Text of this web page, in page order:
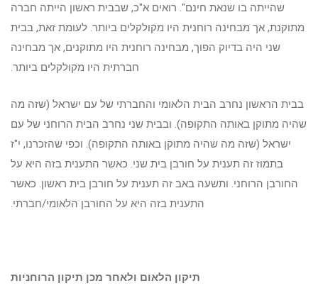
שהייתה בו שנאת חינם". רואים א"כ, שבבית ראשון הייתה חברה
מתוקנת, אך מבחינה רוחנית היו מקולקלים ביותר. לעומת זאת, בבית
שני היה בדיוק הפוך, מבחינה רוחנית היו מתוקנים, אך מבחינה
חברתית היו מקולקלים ביותר.
בבית הראשון נחרב הבית הלאומי והחברתי של עם ישראל (שזה מה
שהיה מתוקן באותה התקופה). ובבית שני נחרב הבית הרוחני של עם
ישראל (שזה מה שהיה מתוקן באותה התקופה). וכפי שהזכרנו, י"ז
בתמוז זה תענית על חורבן בית שני. כאשר התענית בזה היא על
החורבן הרוחני. ותשעה באב זה תענית על חורבן בית ראשון. כאשר
התענית בזה היא על החורבן הלאומי/חברתי.
תיקון הלאום ולאחר מכן תיקון הרוחניות